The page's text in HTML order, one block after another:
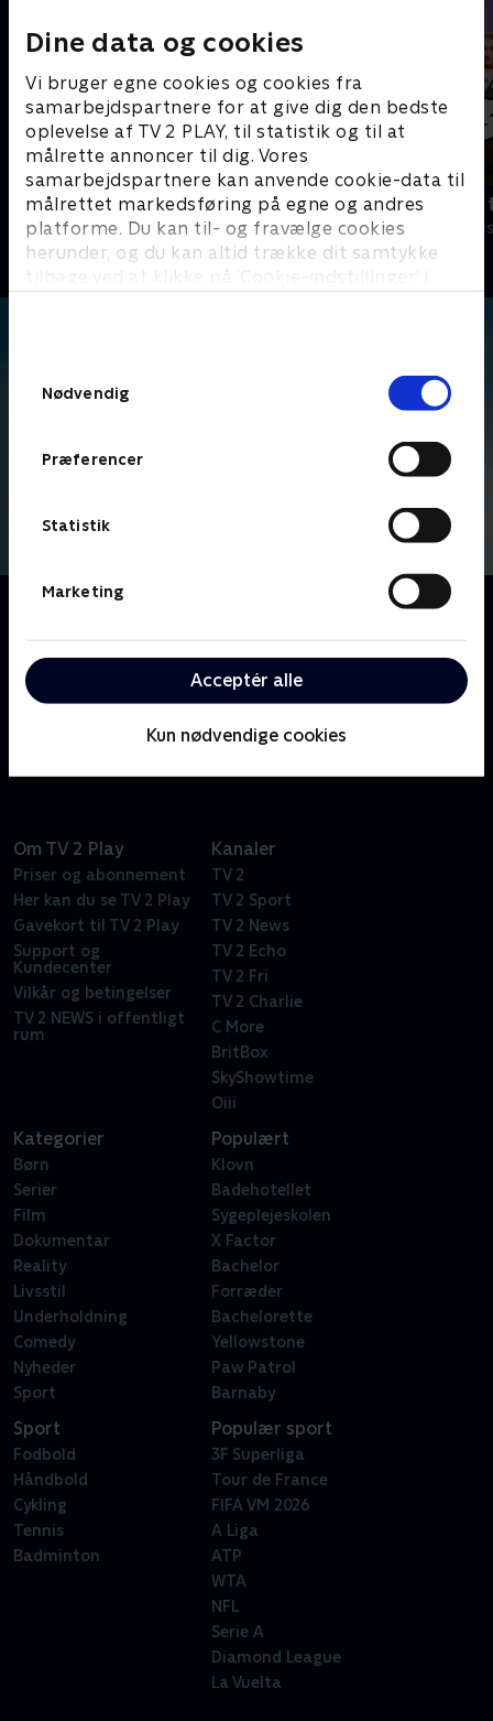
Dine data og cookies
Vi bruger egne cookies og cookies fra
samarbejdspartnere for at give dig den bedste
oplevelse af TV 2 PLAY, til statistik og til at
målrette annoncer til dig. Vores
samarbejdspartnere kan anvende cookie-data til
målrettet markedsføring på egne og andres
platforme. Du kan til- og fravælge cookies
herunder, og du kan altid trække dit samtykke
tilbage ved at klikke på ’Cookie-indstillinger’ i
Nødvendig
Præferencer
Statistik
Marketing
Acceptér alle
Kun nødvendige cookies
Robssons (dansk tale)
Komedie • 1 sæsoner
Bert (dansk
Komedie • 1
Om The Office
medarbejderne på Dunder Mifflins kontorartikel-
virksomhed, der er baseret i Scranton, hvor fejder og
dokumentarhold.
Om TV 2 Play
Priser og abonnement
Her kan du se TV 2 Play
Gavekort til TV 2 Play
Support og
Kundecenter
Vilkår og betingelser
TV 2 NEWS i offentligt
rum
Kanaler
TV 2
TV 2 Sport
TV 2 News
TV 2 Echo
TV 2 Fri
TV 2 Charlie
C More
BritBox
SkyShowtime
Oiii
Kategorier
Børn
Serier
Film
Dokumentar
Reality
Livsstil
Underholdning
Comedy
Nyheder
Sport
Populært
Klovn
Badehotellet
Sygeplejeskolen
X Factor
Bachelor
Forræder
Bachelorette
Yellowstone
Paw Patrol
Barnaby
Sport
Fodbold
Håndbold
Cykling
Tennis
Badminton
Populær sport
3F Superliga
Tour de France
FIFA VM 2026
A Liga
ATP
WTA
NFL
Serie A
Diamond League
La Vuelta